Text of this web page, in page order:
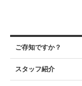
ご存知ですか？
スタッフ紹介